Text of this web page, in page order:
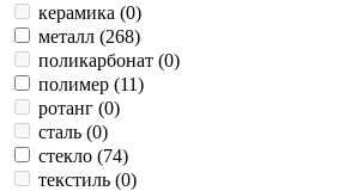
керамика (0)
металл (268)
поликарбонат (0)
полимер (11)
ротанг (0)
сталь (0)
стекло (74)
текстиль (0)